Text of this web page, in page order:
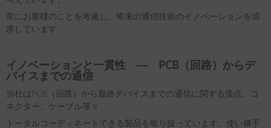
常にお客様のことを考慮し、将来の通信技術のイノベーションを追
求しています。
イノベーションと一貫性 ― PCB（回路）からデ
バイスまでの通信
当社はPCB（回路）から最終デバイスまでの通信に関する接点、コ
ネクター、ケーブル等々
トータルコーディネートできる製品を取り扱っています。使い勝手